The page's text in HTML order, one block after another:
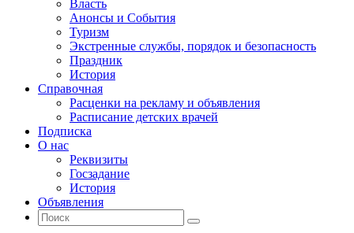
Власть
Анонсы и События
Туризм
Экстренные службы, порядок и безопасность
Праздник
История
Справочная
Расценки на рекламу и объявления
Расписание детских врачей
Подписка
О нас
Реквизиты
Госзадание
История
Объявления
Поиск
Искать:
Поиск